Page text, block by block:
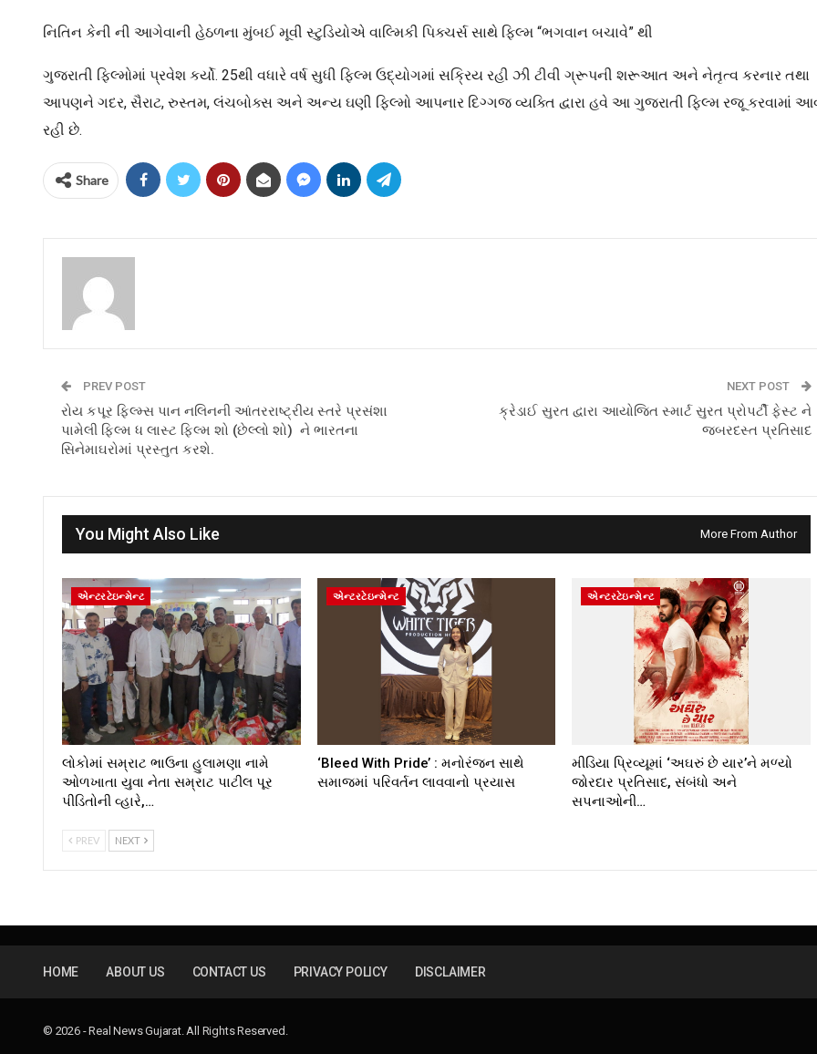
નિતિન કેની ની આગેવાની હેઠળના મુંબઈ મૂવી સ્ટુડિયોએ વાલ્મિકી પિક્ચર્સ સાથે ફિલ્મ “ભગવાન બચાવે” થી
ગુજરાતી ફિલ્મોમાં પ્રવેશ કર્યો. 25થી વધારે વર્ષ સુધી ફિલ્મ ઉદ્યોગમાં સક્રિય રહી ઝી ટીવી ગ્રૂપની શરૂઆત અને નેતૃત્વ કરનાર તથા
આપણને ગદર, સૈરાટ, રુસ્તમ, લંચબોક્સ અને અન્ય ઘણી ફિલ્મો આપનાર દિગ્ગજ વ્યક્તિ દ્વારા હવે આ ગુજરાતી ફિલ્મ રજૂ કરવામાં
રહી છે.
Share
PREV POST
રોય કપૂર ફિલ્મ્સ પાન નલિનની આંતરરાષ્ટ્રીય સ્તરે પ્રસંશા
પામેલી ફિલ્મ ધ લાસ્ટ ફિલ્મ શો (છેલ્લો શો) ને ભારતના
સિનેમાઘરોમાં પ્રસ્તુત કરશે.
NEXT POST
ક્રેડાઈ સુરત દ્વારા આયોજિત સ્માર્ટ સુરત પ્રોપર્ટી ફેસ્ટ ને
જબરદસ્ત પ્રતિસાદ
You Might Also Like More From Author
એન્ટરટેઇન્મેન્ટ
લોકોમાં સમ્રાટ ભાઉના હુલામણા નામે
ઓળખાતા યુવા નેતા સમ્રાટ પાટીલ પૂર
પીડિતોની વ્હારે,…
એન્ટરટેઇન્મેન્ટ
‘Bleed With Pride’ : મનોરંજન સાથે
સમાજમાં પરિવર્તન લાવવાનો પ્રયાસ
એન્ટરટેઇન્મેન્ટ
મીડિયા પ્રિવ્યૂમાં ‘અઘરું છે યાર’ને મળ્યો
જોરદાર પ્રતિસાદ, સંબંધો અને
સપનાઓની…
PREV NEXT
HOME ABOUT US CONTACT US PRIVACY POLICY DISCLAIMER
© 2026 - Real News Gujarat. All Rights Reserved.